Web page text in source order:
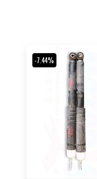
-7.44%